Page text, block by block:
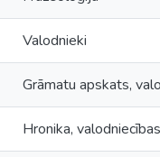
Valodnieki
Grāmatu apskats,
Hronika, valodniecības